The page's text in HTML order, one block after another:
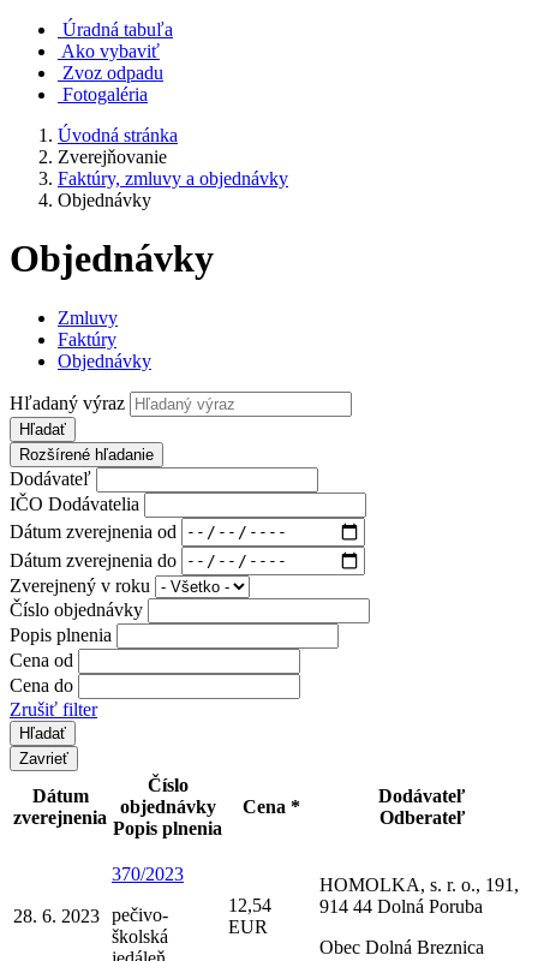
Úradná tabuľa
Ako vybaviť
Zvoz odpadu
Fotogaléria
Úvodná stránka
Zverejňovanie
Faktúry, zmluvy a objednávky
Objednávky
Objednávky
Zmluvy
Faktúry
Objednávky
Hľadaný výraz
Hľadať
Rozšírené hľadanie
Dodávateľ
IČO Dodávatelia
Dátum zverejnenia od
Dátum zverejnenia do
Zverejnený v roku
Číslo objednávky
Popis plnenia
Cena od
Cena do
Zrušiť filter
Zavrieť
Dátum
zverejnenia
Číslo
objednávky
Popis plnenia
Cena *
Dodávateľ
Odberateľ
28. 6. 2023
370/2023
pečivo-
školská
12,54
EUR
HOMOLKA, s. r. o., 191,
914 44 Dolná Poruba
Obec Dolná Breznica